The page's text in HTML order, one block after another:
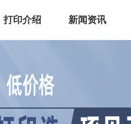
打印介绍 新闻资讯